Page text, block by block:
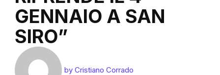
GENNAIO A SAN
SIRO”
by Cristiano Corrado